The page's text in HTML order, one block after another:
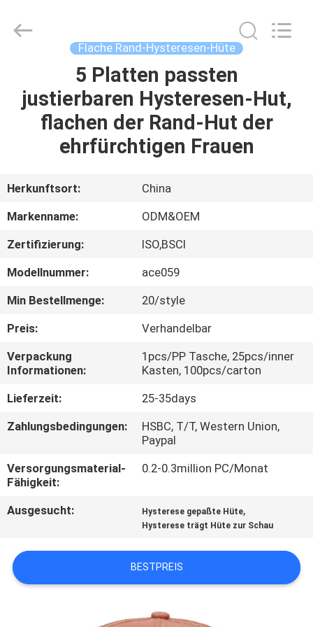
PRODUKTE
UNS
AUSFLUG
QUALITÄTSKONTROLLE
TRETEN
SIE
MIT
UNS
VERBINDUNG
NACHRICHTEN
FÄLLE
Ltd..
Flache Rand-Hysteresen-Hüte
5 Platten passten
justierbaren Hysteresen-Hut,
flachen der Rand-Hut der
ehrfürchtigen Frauen
Herkunftsort:
China
Markenname:
ODM&OEM
Zertifizierung:
ISO,BSCI
Modellnummer:
ace059
Min Bestellmenge:
20/style
Preis:
Verhandelbar
Verpackung
Informationen:
1pcs/PP Tasche, 25pcs/inner
Kasten, 100pcs/carton
Lieferzeit:
25-35days
Zahlungsbedingungen:
HSBC, T/T, Western Union,
Paypal
Versorgungsmaterial-
Fähigkeit:
0.2-0.3million PC/Monat
Ausgesucht: Hysterese gepaßte Hüte,
Hysterese trägt Hüte zur Schau
BESTPREIS